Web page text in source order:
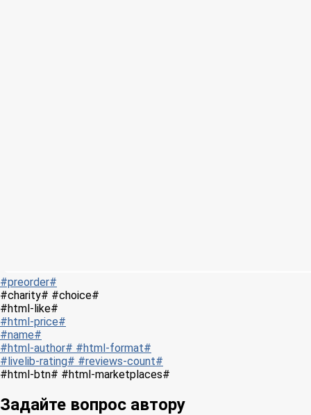
#preorder#
#charity# #choice#
#html-like#
#html-price#
#name#
#html-author# #html-format#
#livelib-rating# #reviews-count#
#html-btn# #html-marketplaces#
Задайте вопрос автору